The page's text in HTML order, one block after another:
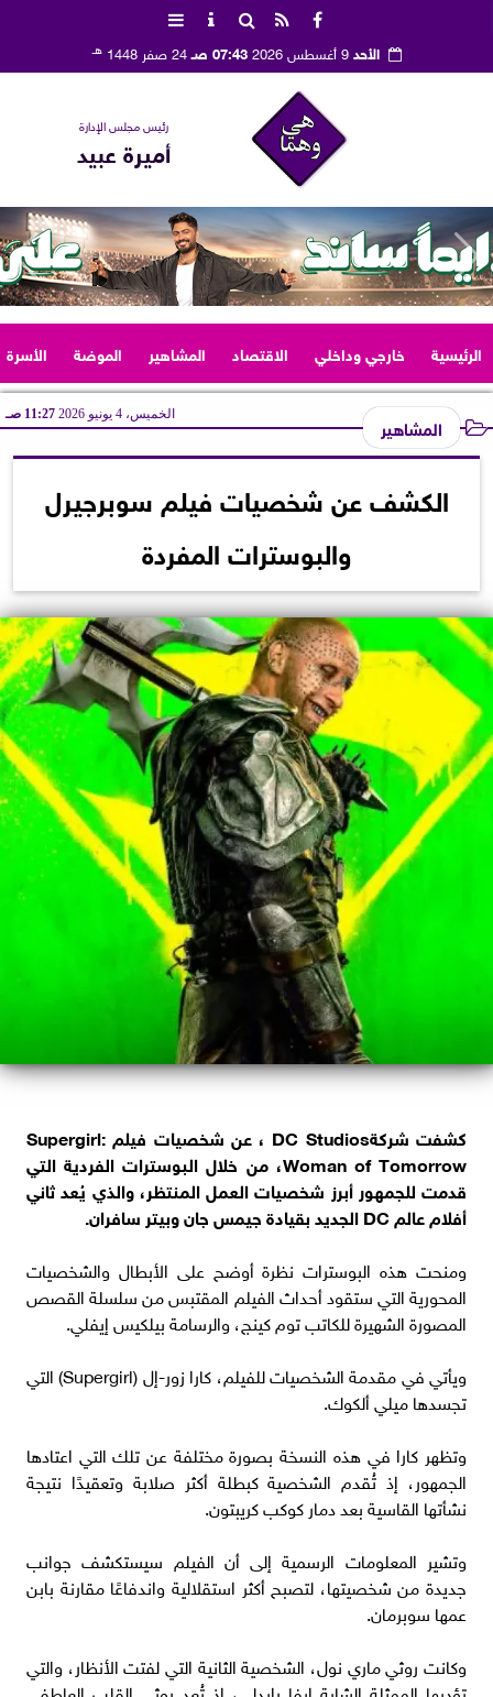
الأحد9 أغسطس 2026 07:43 صـ 24 صفر 1448 هـ
رئيس مجلس الإدارة
أميرة عبيد
الرئيسية خارجي وداخلي الاقتصاد المشاهير الموضة الأسرة
المشاهير الخميس، 4 يونيو 2026 11:27 صـ
الكشف عن شخصيات فيلم سوبرجيرل
والبوسترات المفردة
كشفت شركةDC Studios ، عن شخصيات فيلم Supergirl:
Woman of Tomorrow، من خلال البوسترات الفردية التي
قدمت للجمهور أبرز شخصيات العمل المنتظر، والذي يُعد ثاني
أفلام عالم DC الجديد بقيادة جيمس جان وبيتر سافران.
ومنحت هذه البوسترات نظرة أوضح على الأبطال والشخصيات
المحورية التي ستقود أحداث الفيلم المقتبس من سلسلة القصص
المصورة الشهيرة للكاتب توم كينج، والرسامة بيلكيس إيفلي.
ويأتي في مقدمة الشخصيات للفيلم، كارا زور-إل (Supergirl) التي
تجسدها ميلي ألكوك.
وتظهر كارا في هذه النسخة بصورة مختلفة عن تلك التي اعتادها
الجمهور، إذ تُقدم الشخصية كبطلة أكثر صلابة وتعقيدًا نتيجة
نشأتها القاسية بعد دمار كوكب كريبتون.
وتشير المعلومات الرسمية إلى أن الفيلم سيستكشف جوانب
جديدة من شخصيتها، لتصبح أكثر استقلالية واندفاعًا مقارنة بابن
عمها سوبرمان.
وكانت روثي ماري نول، الشخصية الثانية التي لفتت الأنظار، والتي